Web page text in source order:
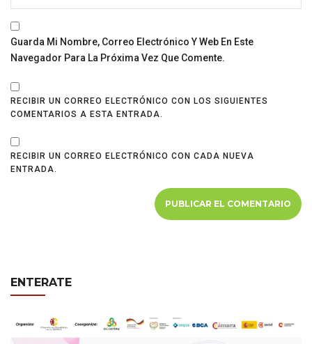
Guarda Mi Nombre, Correo Electrónico Y Web En Este
Navegador Para La Próxima Vez Que Comente.
RECIBIR UN CORREO ELECTRÓNICO CON LOS SIGUIENTES
COMENTARIOS A ESTA ENTRADA.
RECIBIR UN CORREO ELECTRÓNICO CON CADA NUEVA
ENTRADA.
ENTERATE